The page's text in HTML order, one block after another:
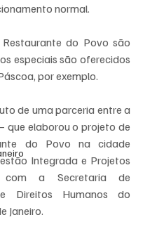
normal.
do Povo são
especiais são oferecidos
por exemplo.
de uma parceria entre a
que elaborou o projeto de
do Povo na cidade
Integrada e Projetos
com a Secretaria de
Direitos Humanos do
Janeiro.